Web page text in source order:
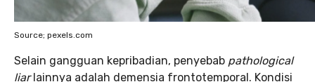
Source; pexels.com
Selain gangguan kepribadian, penyebab pathological
liarlainnya adalah demensia frontotemporal. Kondisi